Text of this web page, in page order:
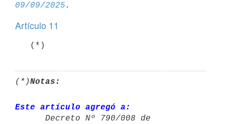
09/09/2025
Artículo 11
   (*)
(*)Notas:
Este artículo agregó a: